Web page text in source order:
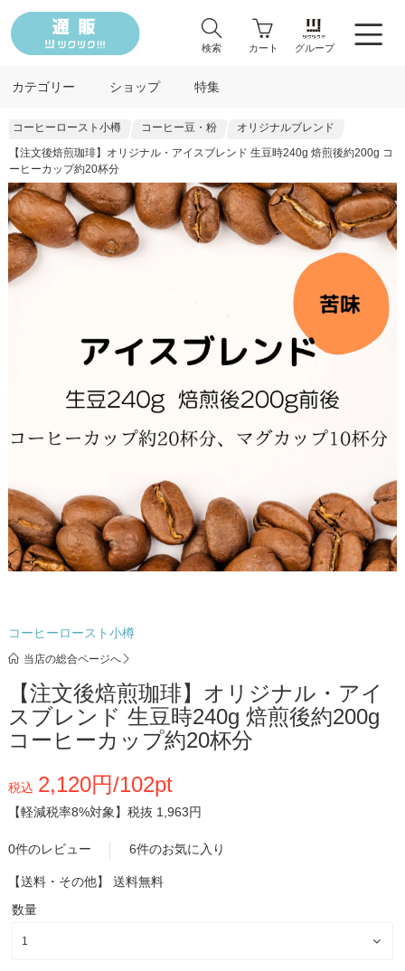
検索 カート グループ
カテゴリー ショップ 特集
コーヒーロースト小樽 コーヒー豆・粉
オリジナルブレンド
【注文後焙煎珈琲】オリジナル・アイスブレンド 生豆時240g 焙煎後約200g コ
ーヒーカップ約20杯分
コーヒーロースト小樽
当店の総合ページへ
【注文後焙煎珈琲】オリジナル・アイ
スブレンド 生豆時240g 焙煎後約200g
コーヒーカップ約20杯分
税込 2,120円/102pt
【軽減税率8%対象】 税抜 1,963円
0件のレビュー 6件のお気に入り
【送料・その他】 送料無料
数量